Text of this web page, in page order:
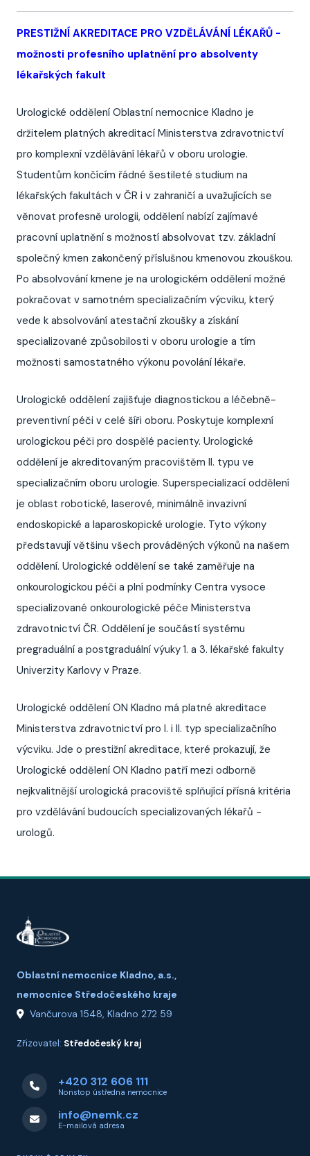
PRESTIŽNÍ AKREDITACE PRO VZDĚLÁVÁNÍ LÉKAŘŮ -
možnosti profesního uplatnění pro absolventy
lékařských fakult
Urologické oddělení Oblastní nemocnice Kladno je
držitelem platných akreditací Ministerstva zdravotnictví
pro komplexní vzdělávání lékařů v oboru urologie.
Studentům končícím řádné šestileté studium na
lékařských fakultách v ČR i v zahraničí a uvažujících se
věnovat profesně urologii, oddělení nabízí zajímavé
pracovní uplatnění s možností absolvovat tzv. základní
společný kmen zakončený příslušnou kmenovou zkouškou.
Po absolvování kmene je na urologickém oddělení možné
pokračovat v samotném specializačním výcviku, který
vede k absolvování atestační zkoušky a získání
specializované způsobilosti v oboru urologie a tím
možnosti samostatného výkonu povolání lékaře.
Urologické oddělení zajišťuje diagnostickou a léčebně-
preventivní péči v celé šíři oboru. Poskytuje komplexní
urologickou péči pro dospělé pacienty. Urologické
oddělení je akreditovaným pracovištěm II. typu ve
specializačním oboru urologie. Superspecializací oddělení
je oblast robotické, laserové, minimálně invazivní
endoskopické a laparoskopické urologie. Tyto výkony
představují většinu všech prováděných výkonů na našem
oddělení. Urologické oddělení se také zaměřuje na
onkourologickou péči a plní podmínky Centra vysoce
specializované onkourologické péče Ministerstva
zdravotnictví ČR. Oddělení je součástí systému
pregraduální a postgraduální výuky 1. a 3. lékařské fakulty
Univerzity Karlovy v Praze.
Urologické oddělení ON Kladno má platné akreditace
Ministerstva zdravotnictví pro I. i II. typ specializačního
výcviku. Jde o prestižní akreditace, které prokazují, že
Urologické oddělení ON Kladno patří mezi odborně
nejkvalitnější urologická pracoviště splňující přísná kritéria
pro vzdělávání budoucích specializovaných lékařů -
urologů.
Oblastní nemocnice Kladno, a.s.,
nemocnice Středočeského kraje
Vančurova 1548, Kladno 272 59
Zřizovatel: Středočeský kraj
+420 312 606 111
Nonstop ústředna nemocnice
info@nemk.cz
E-mailová adresa